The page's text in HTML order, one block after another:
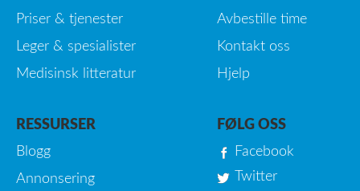
Priser & tjenester
Leger & spesialister
Medisinsk litteratur
Avbestille time
Kontakt oss
Hjelp
RESSURSER
Blogg
Annonsering
FØLG OSS
Facebook
Twitter